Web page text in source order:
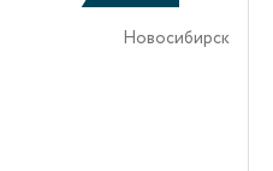
Новосибирск